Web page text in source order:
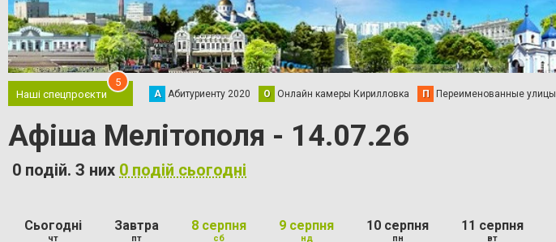
Наші спецпроєкти
5
А Абитуриенту 2020 О Онлайн камеры Кирилловка П Переименованные улицы
Афіша Мелітополя - 14.07.26
0 подій. З них 0 подій сьогодні
Сьогодні
чт
Завтра
пт
8 серпня
сб
9 серпня
нд
10 серпня
пн
11 серпня
вт